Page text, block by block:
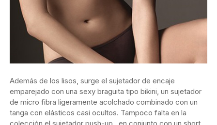
Además de los lisos, surge el sujetador de encaje
emparejado con una sexy braguita tipo bikini, un sujetador
de micro fibra ligeramente acolchado combinado con un
tanga con elásticos casi ocultos. Tampoco falta en la
colección el sujetador push-up, en conjunto con un short,